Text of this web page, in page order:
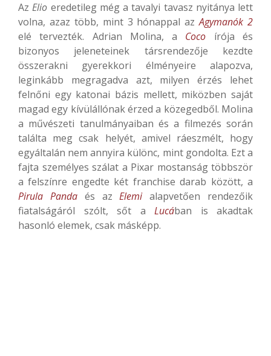
AzElio eredetileg még a tavalyi tavasz nyitánya lett
volna, azaz több, mint 3 hónappal azAgymanók 2
elé tervezték. Adrian Molina, a Coco írója és
bizonyos jeleneteinek társrendezője kezdte
összerakni gyerekkori élményeire alapozva,
leginkább megragadva azt, milyen érzés lehet
felnőni egy katonai bázis mellett, miközben saját
magad egy kívülállónak érzed a közegedből. Molina
a művészeti tanulmányaiban és a filmezés során
találta meg csak helyét, amivel ráeszmélt, hogy
egyáltalán nem annyira különc, mint gondolta. Ezt a
fajta személyes szálat a Pixar mostanság többször
a felszínre engedte két franchise darab között, a
Pirula Pandaés azElemialapvetően rendezőik
fiatalságáról szólt, sőt a Lucában is akadtak
hasonló elemek, csak másképp.